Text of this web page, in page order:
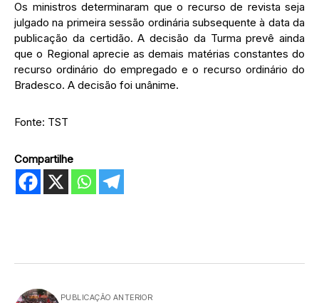
Os ministros determinaram que o recurso de revista seja
julgado na primeira sessão ordinária subsequente à data da
publicação da certidão. A decisão da Turma prevê ainda
que o Regional aprecie as demais matérias constantes do
recurso ordinário do empregado e o recurso ordinário do
Bradesco. A decisão foi unânime.
Fonte: TST
Compartilhe
PUBLICAÇÃO ANTERIOR